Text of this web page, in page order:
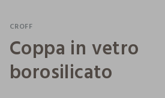
CROFF
Coppa in vetro
borosilicato